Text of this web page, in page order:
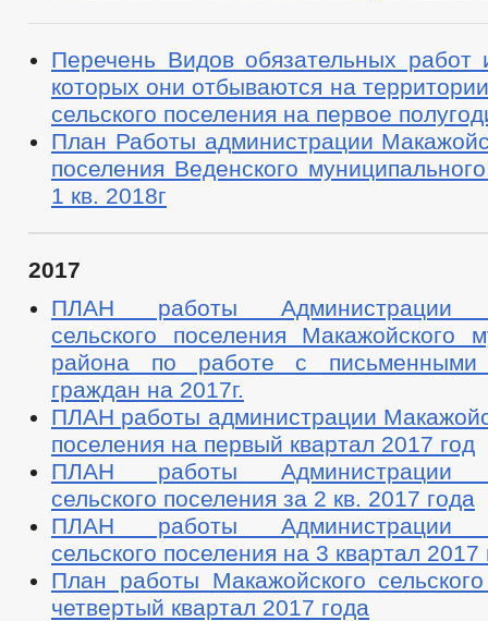
Перечень Видов обязательных работ
которых они отбываются на
сельского поселения на первое
План Работы администрации
поселения Веденского
1 кв. 2018г
2017
ПЛАН работы Администрации
сельского поселения Макажойского
района по работе с письменными
граждан на 2017г.
ПЛАН работы администрации
поселения на первый квартал 2017 год
ПЛАН работы Администрации
сельского поселения за 2 кв. 2017 года
ПЛАН работы Администрации
сельского поселения на 3 квартал 2017
План работы Макажойского
четвертый квартал 2017 года